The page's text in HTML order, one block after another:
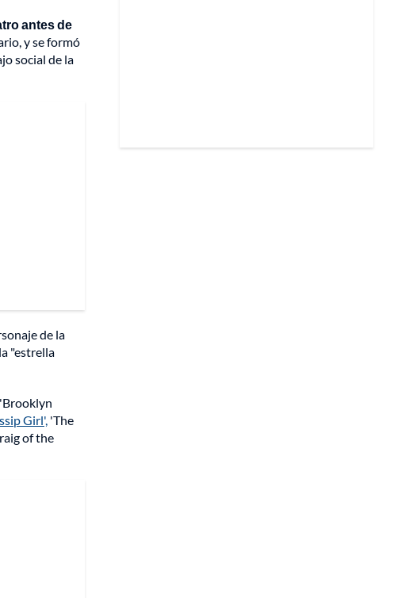
antes de
y se formó
social de la
de la
"estrella
Girl', 'The
of the